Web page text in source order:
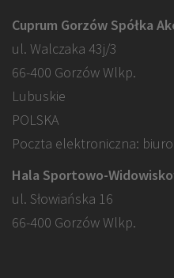
Cuprum Gorzów Spółka
ul. Walczaka 43j/3
66-400 Gorzów Wlkp.
Lubuskie
POLSKA
Poczta elektroniczna:
Hala Sportowo-
ul. Słowiańska 16
66-400 Gorzów Wlkp.